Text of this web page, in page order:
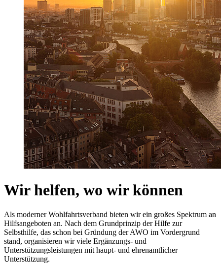
Wir helfen, wo wir können
Als moderner Wohlfahrtsverband bieten wir ein großes Spektrum an
Hilfsangeboten an. Nach dem Grundprinzip der Hilfe zur
Selbsthilfe, das schon bei Gründung der AWO im Vordergrund
stand, organisieren wir viele Ergänzungs- und
Unterstützungsleistungen mit haupt- und ehrenamtlicher
Unterstützung.